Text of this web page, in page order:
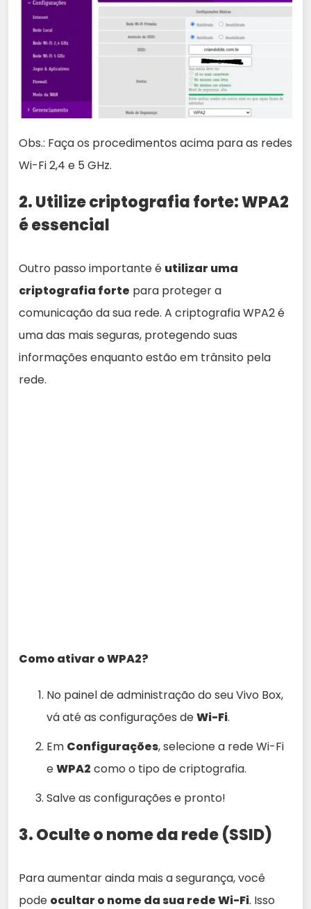
Obs.: Faça os procedimentos acima para as redes
Wi-Fi 2,4 e 5 GHz.
2. Utilize criptografia forte: WPA2
é essencial
Outro passo importante é utilizar uma
criptografia forte para proteger a
comunicação da sua rede. A criptografia WPA2 é
uma das mais seguras, protegendo suas
informações enquanto estão em trânsito pela
rede.
Como ativar o WPA2?
No painel de administração do seu Vivo Box,
vá até as configurações deWi-Fi.
Em Configurações, selecione a rede Wi-Fi
eWPA2 como o tipo de criptografia.
Salve as configurações e pronto!
3. Oculte o nome da rede (SSID)
Para aumentar ainda mais a segurança, você
pode ocultar o nome da sua rede Wi-Fi. Isso